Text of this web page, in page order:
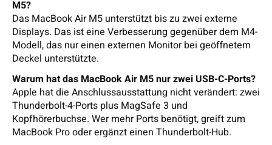
M5?
Das MacBook Air M5 unterstützt bis zu zwei externe
Displays. Das ist eine Verbesserung gegenüber dem M4-
Modell, das nur einen externen Monitor bei geöffnetem
Deckel unterstützte.
Warum hat das MacBook Air M5 nur zwei USB-C-Ports?
Apple hat die Anschlussausstattung nicht verändert: zwei
Thunderbolt-4-Ports plus MagSafe 3 und
Kopfhörerbuchse. Wer mehr Ports benötigt, greift zum
MacBook Pro oder ergänzt einen Thunderbolt-Hub.